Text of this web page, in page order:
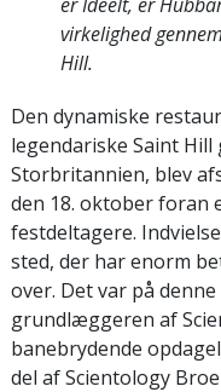
virkelighed
Hill.
Den dynamiske
legendariske Saint Hill
Storbritannien, blev
den 18. oktober foran
festdeltagere.
sted, der har enorm
over. Det var på
grundlæggeren af
banebrydende
del af Scientology